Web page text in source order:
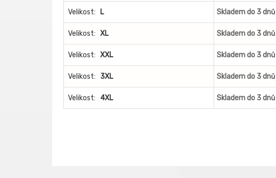
Velikost: L Skladem do 3 dnů
Velikost: XL Skladem do 3 dnů
Velikost: XXL Skladem do 3 dnů
Velikost: 3XL Skladem do 3 dnů
Velikost: 4XL Skladem do 3 dnů